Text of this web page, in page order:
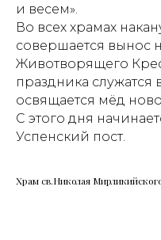
и весем».
Во всех храмах
совершается вынос
Животворящего
праздника
освящается мёд
С этого дня
Успенский пост.
Храм св.Николая